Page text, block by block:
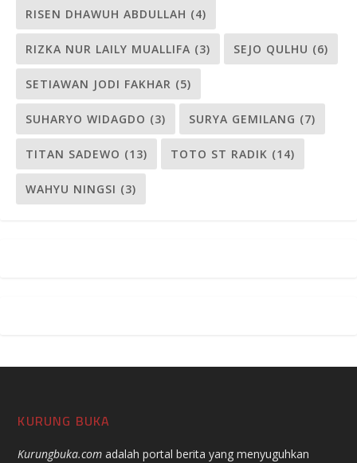
RISEN DHAWUH ABDULLAH (4)
RIZKA NUR LAILY MUALLIFA (3) SEJO QULHU (6)
SETIAWAN JODI FAKHAR (5)
SUHARYO WIDAGDO (3) SURYA GEMILANG (7)
TITAN SADEWO (13) TOTO ST RADIK (14)
WAHYU NINGSI (3)
KURUNG BUKA
Kurungbuka.com adalah portal berita yang menyuguhkan